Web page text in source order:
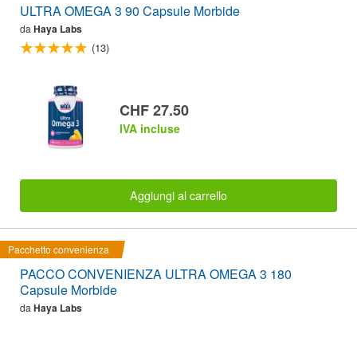
ULTRA OMEGA 3 90 Capsule Morbide
da Haya Labs
(13)
CHF 27.50
IVA incluse
Aggiungi al carrello
Pacchetto convenienza
PACCO CONVENIENZA ULTRA OMEGA 3 180
Capsule Morbide
da Haya Labs